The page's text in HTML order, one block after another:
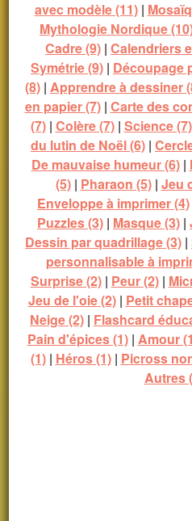
avec modèle (11)|
Mythologie Nordique
Cadre (9) | Calendriers
Symétrie (9) | Découpage
(8) | Apprendre à dessiner
en papier (7)| Carte des
(7)| Colère (7)| Science (7)
du lutin de Noël (6) |
De mauvaise humeur (6)|
(5)| Pharaon (5)| Jeu
Enveloppe à imprimer (4)
Puzzles (3) | Masque (3) |
Dessin par quadrillage (3) |
personnalisable à
Surprise (2)| Peur (2)|
Jeu de l'oie (2)| Petit
Neige (2) | Flashcard
Pain d'épices (1)| Amour
(1)| Héros (1)| Picross
Autres